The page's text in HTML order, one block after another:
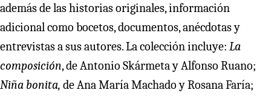
además de las historias originales, información
adicional como bocetos, documentos, anécdotas y
entrevistas a sus autores. La colección incluye: La
composición, de Antonio Skármeta y Alfonso Ruano;
Niña bonita, de Ana María Machado y Rosana Faría;